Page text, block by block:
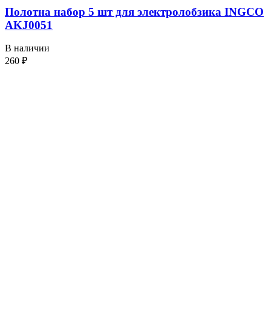
Полотна набор 5 шт для электролобзика INGCO
AKJ0051
В наличии
260 ₽